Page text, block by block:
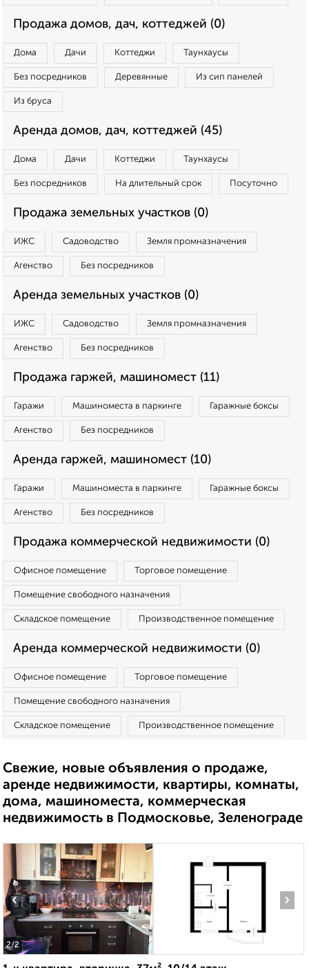
Продажа домов, дач, коттеджей (0)
Дома Дачи Коттеджи Таунхаусы
Без посредников Деревянные Из сип панелей
Из бруса
Аренда домов, дач, коттеджей (45)
Дома Дачи Коттеджи Таунхаусы
Без посредников На длительный срок Посуточно
Продажа земельных участков (0)
ИЖС Садоводство Земля промназначения
Агенство Без посредников
Аренда земельных участков (0)
ИЖС Садоводство Земля промназначения
Агенство Без посредников
Продажа гаржей, машиномест (11)
Гаражи Машиноместа в паркинге Гаражные боксы
Агенство Без посредников
Аренда гаржей, машиномест (10)
Гаражи Машиноместа в паркинге Гаражные боксы
Агенство Без посредников
Продажа коммерческой недвижимости (0)
Офисное помещение Торговое помещение
Помещение свободного назначения
Складское помещение Производственное помещение
Аренда коммерческой недвижимости (0)
Офисное помещение Торговое помещение
Помещение свободного назначения
Складское помещение Производственное помещение
Свежие, новые объявления о продаже,
аренде недвижимости, квартиры, комнаты,
дома, машиноместа, коммерческая
недвижимость в Подмосковье, Зеленограде
2/2
‹ ›